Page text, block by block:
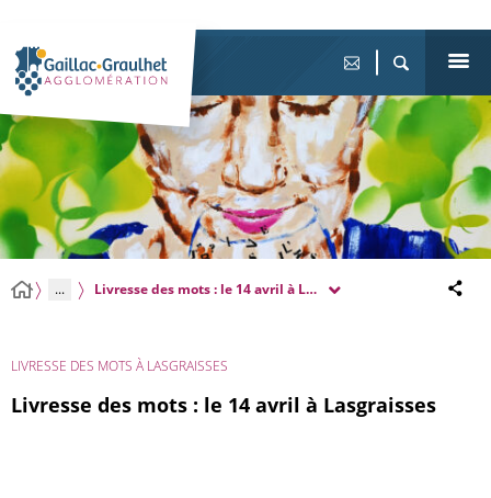
... Livresse des mots : le 14 avril à Lasgraisses
LIVRESSE DES MOTS À LASGRAISSES
Livresse des mots : le 14 avril à Lasgraisses